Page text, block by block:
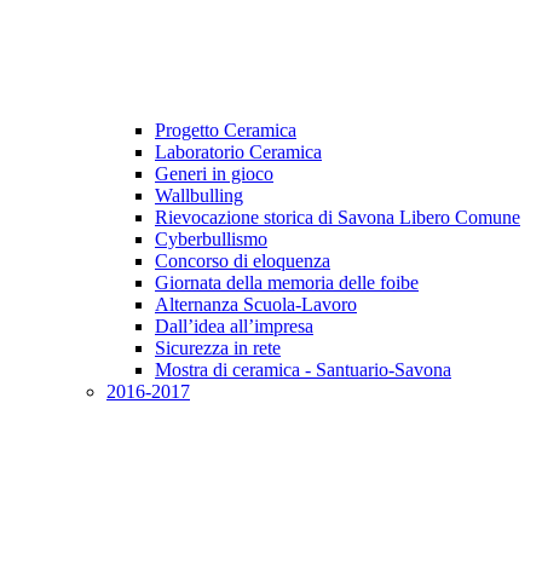
Progetto Ceramica
Laboratorio Ceramica
Generi in gioco
Wallbulling
Rievocazione storica di Savona Libero Comune
Cyberbullismo
Concorso di eloquenza
Giornata della memoria delle foibe
Alternanza Scuola-Lavoro
Dall’idea all’impresa
Sicurezza in rete
Mostra di ceramica - Santuario-Savona
2016-2017